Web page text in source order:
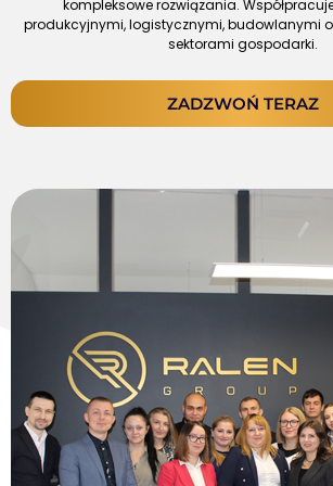
kompleksowe rozwiązania.
produkcyjnymi, logistycznymi, budowlanymi
sektorami gospodarki.
ZADZWOŃ TERAZ